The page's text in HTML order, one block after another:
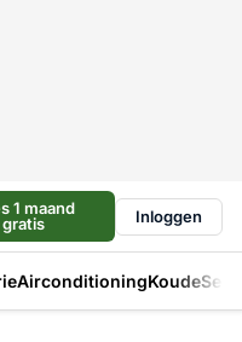
1 maand
gratis
Inloggen
AirconditioningKoude